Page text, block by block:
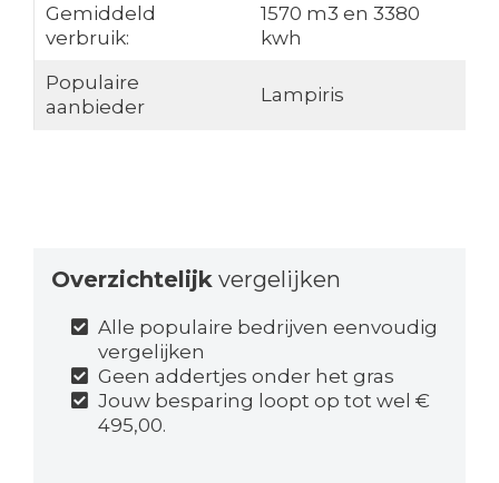
Gemiddeld
verbruik:
1570 m3 en 3380
kwh
Populaire
aanbieder
Lampiris
Overzichtelijk vergelijken
Alle populaire bedrijven eenvoudig
vergelijken
Geen addertjes onder het gras
Jouw besparing loopt op tot wel €
495,00.